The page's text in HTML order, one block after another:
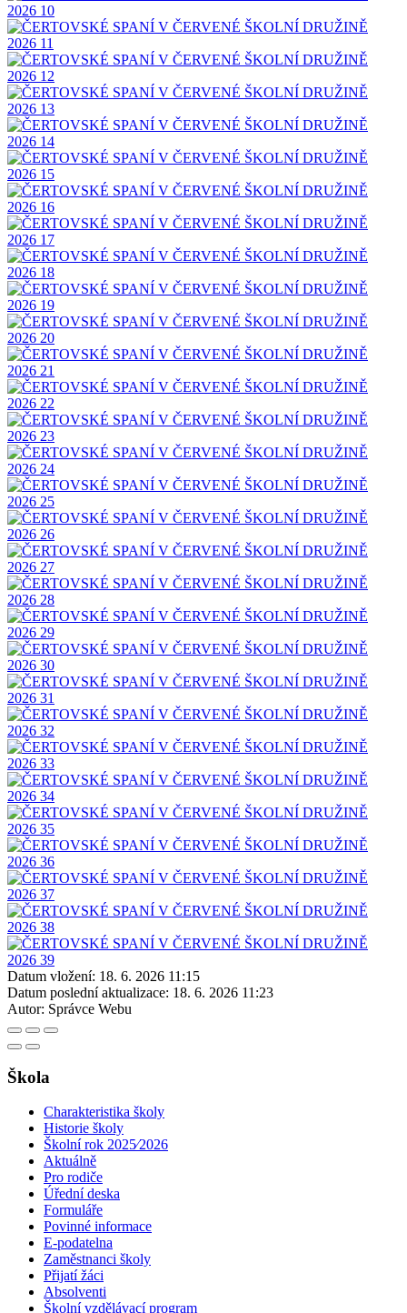
Datum vložení: 18. 6. 2026 11:15
Datum poslední aktualizace: 18. 6. 2026 11:23
Autor: Správce Webu
Škola
Charakteristika školy
Historie školy
Školní rok 2025⁄2026
Aktuálně
Pro rodiče
Úřední deska
Formuláře
Povinné informace
E-podatelna
Zaměstnanci školy
Přijatí žáci
Absolventi
Školní vzdělávací program